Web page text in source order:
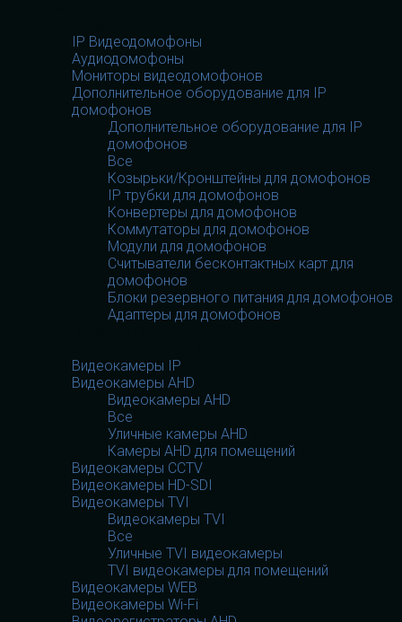
IP Видеодомофоны
Аудиодомофоны
Мониторы видеодомофонов
Дополнительное оборудование для IP
домофонов
Дополнительное оборудование для IP
домофонов
Все
Козырьки/Кронштейны для домофонов
IP трубки для домофонов
Конвертеры для домофонов
Коммутаторы для домофонов
Модули для домофонов
Считыватели бесконтактных карт для
домофонов
Блоки резервного питания для домофонов
Адаптеры для домофонов
Видеокамеры IP
Видеокамеры AHD
Видеокамеры AHD
Все
Уличные камеры AHD
Камеры AHD для помещений
Видеокамеры CCTV
Видеокамеры HD-SDI
Видеокамеры TVI
Видеокамеры TVI
Все
Уличные TVI видеокамеры
TVI видеокамеры для помещений
Видеокамеры WEB
Видеокамеры Wi-Fi